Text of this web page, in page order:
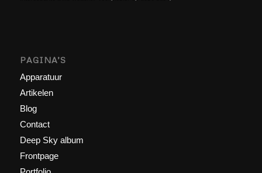
PAGINA’S
Apparatuur
Artikelen
Blog
Contact
Deep Sky album
Frontpage